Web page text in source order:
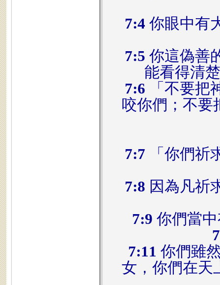
7:4 你眼中有
7:5 你這偽善
能看得清
7:6 「不要把
咬你們；不要
7:7 「你們祈
7:8 因為凡祈
7:9 你們當
7:11 你們雖
女，你們在天